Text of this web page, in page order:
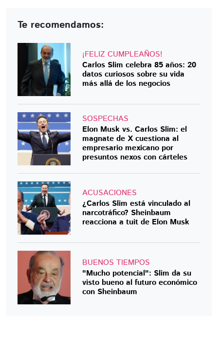
Te recomendamos:
¡FELIZ CUMPLEAÑOS!
Carlos Slim celebra 85 años: 20
datos curiosos sobre su vida
más allá de los negocios
SOSPECHAS
Elon Musk vs. Carlos Slim: el
magnate de X cuestiona al
empresario mexicano por
presuntos nexos con cárteles
ACUSACIONES
¿Carlos Slim está vinculado al
narcotráfico? Sheinbaum
reacciona a tuit de Elon Musk
BUENOS TIEMPOS
"Mucho potencial": Slim da su
visto bueno al futuro económico
con Sheinbaum